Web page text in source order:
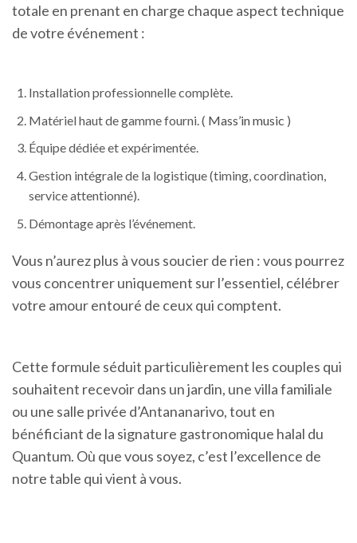
totale en prenant en charge chaque aspect technique
de votre événement :
Installation professionnelle complète.
Matériel haut de gamme fourni. ( Mass’in music )
Équipe dédiée et expérimentée.
Gestion intégrale de la logistique (timing, coordination,
service attentionné).
Démontage après l’événement.
Vous n’aurez plus à vous soucier de rien : vous pourrez
vous concentrer uniquement sur l’essentiel, célébrer
votre amour entouré de ceux qui comptent.
Cette formule séduit particulièrement les couples qui
souhaitent recevoir dans un jardin, une villa familiale
ou une salle privée d’Antananarivo, tout en
bénéficiant de la signature gastronomique halal du
Quantum. Où que vous soyez, c’est l’excellence de
notre table qui vient à vous.